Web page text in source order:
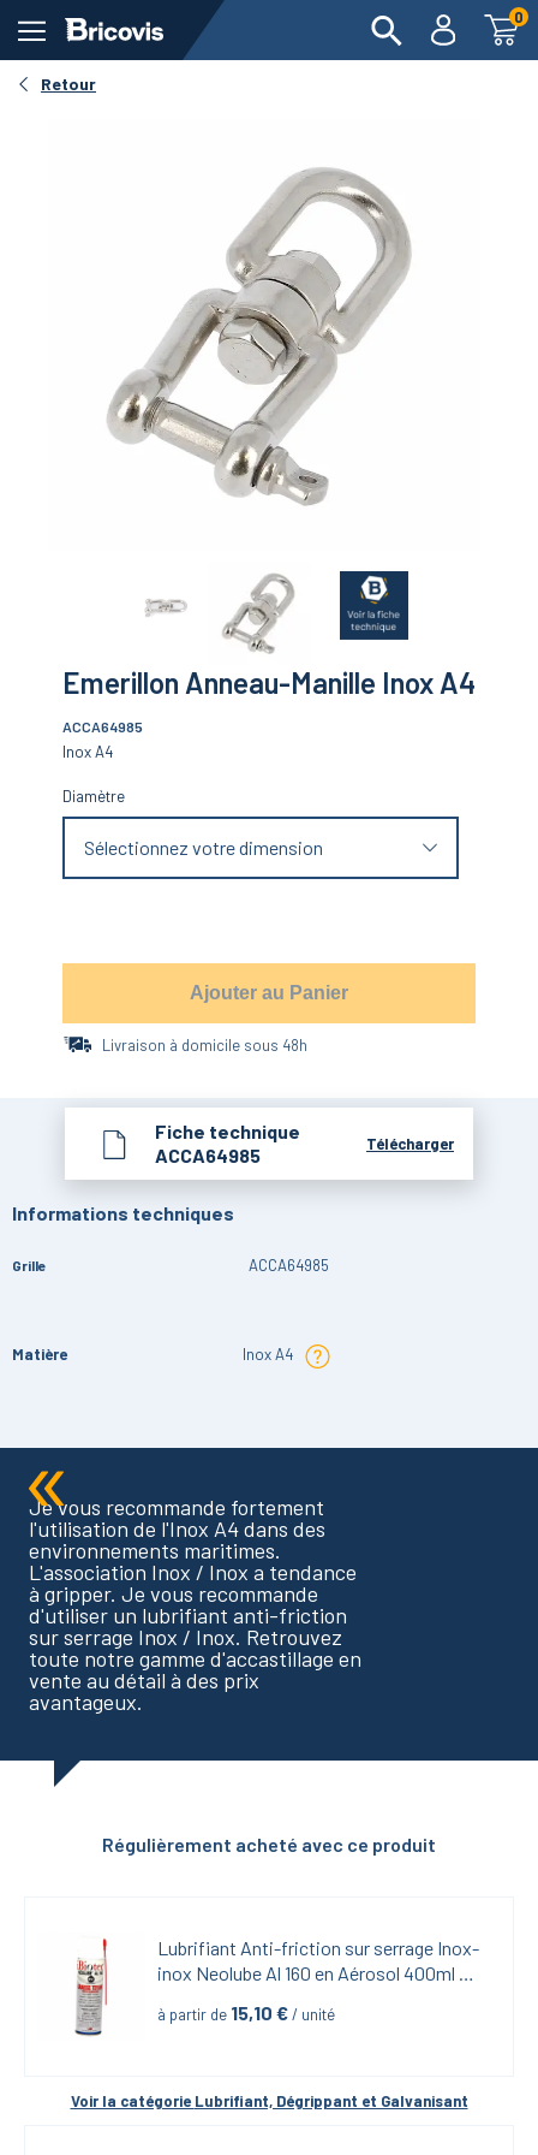
0
Retour
Emerillon Anneau-Manille Inox A4
ACCA64985
Inox A4
Diamètre
Sélectionnez votre dimension
Ajouter au Panier
Livraison à domicile sous 48h
Fiche technique
ACCA64985
Télécharger
Informations techniques
Grille ACCA64985
Matière Inox A4
Je vous recommande fortement
l'utilisation de l'Inox A4 dans des
environnements maritimes.
L'association Inox / Inox a tendance
à gripper. Je vous recommande
d'utiliser un lubrifiant anti-friction
sur serrage Inox / Inox. Retrouvez
toute notre gamme d'accastillage en
vente au détail à des prix
avantageux.
Régulièrement acheté avec ce produit
Lubrifiant Anti-friction sur serrage Inox-
inox Neolube Al 160 en Aérosol 400ml
à partir de 15,10 € / unité
Voir la catégorie Lubrifiant, Dégrippant et Galvanisant